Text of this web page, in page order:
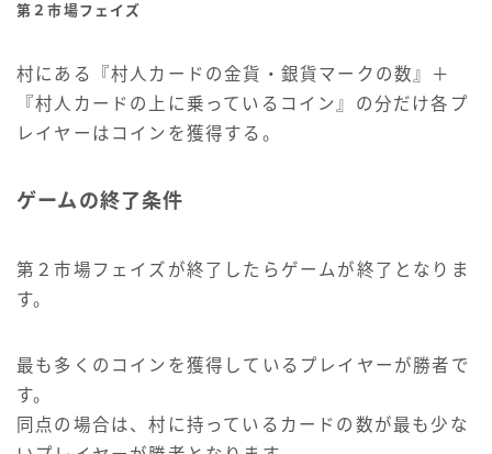
第２市場フェイズ
村にある『村人カードの金貨・銀貨マークの数』＋
『村人カードの上に乗っているコイン』の分だけ各プ
レイヤーはコインを獲得する。
ゲームの終了条件
第２市場フェイズが終了したらゲームが終了となりま
す。
最も多くのコインを獲得しているプレイヤーが勝者で
す。
同点の場合は、村に持っているカードの数が最も少な